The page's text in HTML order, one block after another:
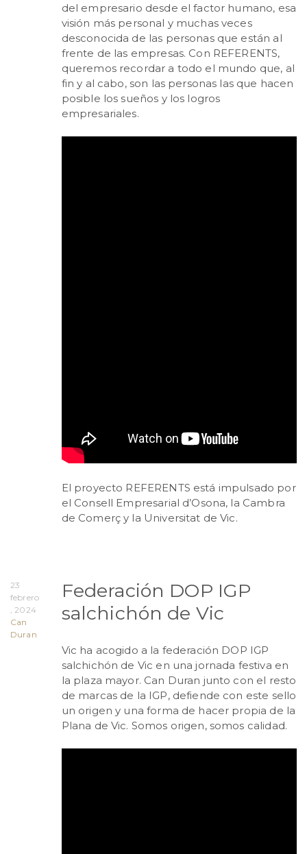
del empresario desde el factor humano, esa
visión más personal y muchas veces
desconocida de las personas que están al
frente de las empresas. Con REFERENTS,
queremos recordar a todo el mundo que, al
fin y al cabo, son las personas las que hacen
posible los sueños y los logros
empresariales.
El proyecto REFERENTS está impulsado por
el Consell Empresarial d’Osona, la Cambra
de Comerç y la Universitat de Vic.
23
febrero
, 2024
Can
Duran
Federación DOP IGP
salchichón de Vic
Vic ha acogido a la federación DOP IGP
salchichón de Vic en una jornada festiva en
la plaza mayor. Can Duran junto con el resto
de marcas de la IGP, defiende con este sello
un origen y una forma de hacer propia de la
Plana de Vic. Somos origen, somos calidad.